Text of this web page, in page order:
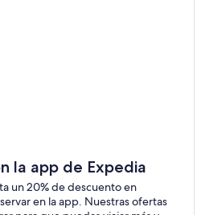
en Lake Wales
en Lake Wales
la app de Expedia
un 20% de descuento en
en la app. Nuestras ofertas